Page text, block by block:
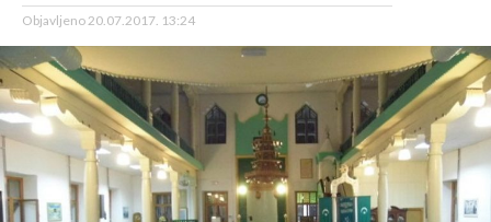
Objavljeno20.07.2017. 13:24